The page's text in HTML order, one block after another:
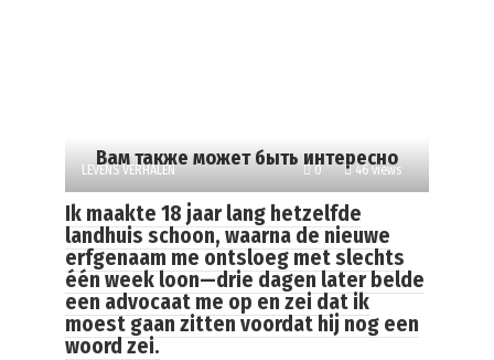
Вам также может быть интересно
LEVENS VERHALEN 0 46 views
Ik maakte 18 jaar lang hetzelfde
landhuis schoon, waarna de nieuwe
erfgenaam me ontsloeg met slechts
één week loon—drie dagen later belde
een advocaat me op en zei dat ik
moest gaan zitten voordat hij nog een
woord zei.